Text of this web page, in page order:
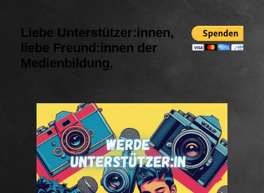
Liebe Unterstützer:innen,
liebe Freund:innen der
Medienbildung,